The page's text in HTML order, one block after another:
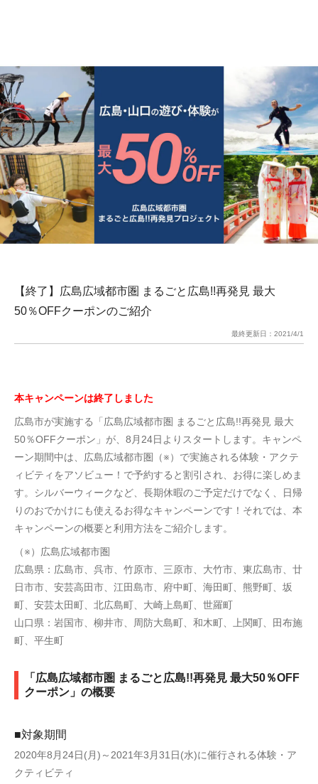
【終了】広島広域都市圏 まるごと広島!!再発見 最大
50％OFFクーポンのご紹介
最終更新日： 2021/4/1
本キャンペーンは終了しました
広島市が実施する「広島広域都市圏 まるごと広島!!再発見 最大
50％OFFクーポン」が、8月24日よりスタートします。キャンペ
ーン期間中は、広島広域都市圏（※）で実施される体験・アクテ
ィビティをアソビュー！で予約すると割引され、お得に楽しめま
す。シルバーウィークなど、長期休暇のご予定だけでなく、日帰
りのおでかけにも使えるお得なキャンペーンです！それでは、本
キャンペーンの概要と利用方法をご紹介します。
（※）広島広域都市圏
広島県：広島市、呉市、竹原市、三原市、大竹市、東広島市、廿
日市市、安芸高田市、江田島市、府中町、海田町、熊野町、坂
町、安芸太田町、北広島町、大崎上島町、世羅町
山口県：岩国市、柳井市、周防大島町、和木町、上関町、田布施
町、平生町
「広島広域都市圏 まるごと広島!!再発見 最大50％OFF
クーポン」の概要
■対象期間
2020年8月24日(月)～2021年3月31日(水)に催行される体験・ア
クティビティ